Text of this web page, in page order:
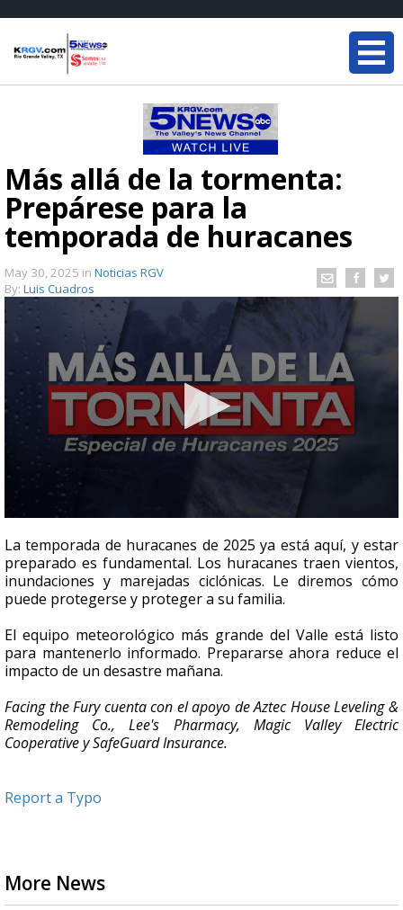
Más allá de la tormenta:
Prepárese para la
temporada de huracanes
May 30, 2025 in Noticias RGV
By: Luis Cuadros
seconds
of
0
seconds
La temporada de huracanes de 2025 ya está aquí, y estar
preparado es fundamental. Los huracanes traen vientos,
inundaciones y marejadas ciclónicas. Le diremos cómo
puede protegerse y proteger a su familia.
El equipo meteorológico más grande del Valle está listo
para mantenerlo informado. Prepararse ahora reduce el
impacto de un desastre mañana.
Facing the Fury cuenta con el apoyo de Aztec House Leveling &
Remodeling Co., Lee's Pharmacy, Magic Valley Electric
Cooperative y SafeGuard Insurance.
Report a Typo
More News